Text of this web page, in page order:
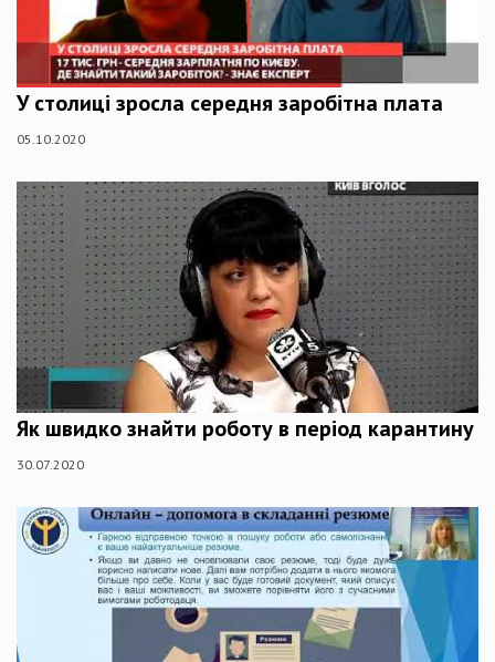
У столиці зросла середня заробітна плата
05.10.2020
Як швидко знайти роботу в період карантину
30.07.2020